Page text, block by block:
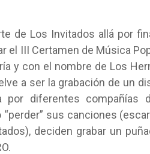
de Los Invitados allá por
el III Certamen de Música
y con el nombre de Los
a ser la grabación de un
diferentes compañías
“perder” sus canciones
deciden grabar un